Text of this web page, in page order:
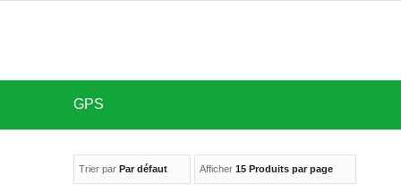
GPS
Trier par Par défaut Afficher 15 Produits par page